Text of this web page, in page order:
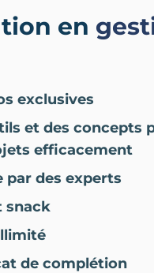
en
exclusives
et des concepts
efficacement
par des experts
snack
de complétion